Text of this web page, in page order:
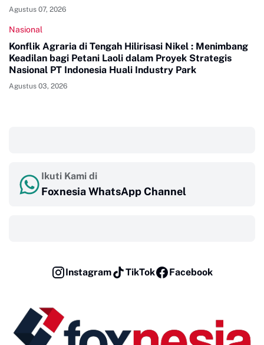
Agustus 07, 2026
Nasional
Konflik Agraria di Tengah Hilirisasi Nikel : Menimbang
Keadilan bagi Petani Laoli dalam Proyek Strategis
Nasional PT Indonesia Huali Industry Park
Agustus 03, 2026
Ikuti Kami di
Foxnesia WhatsApp Channel
Instagram TikTok Facebook